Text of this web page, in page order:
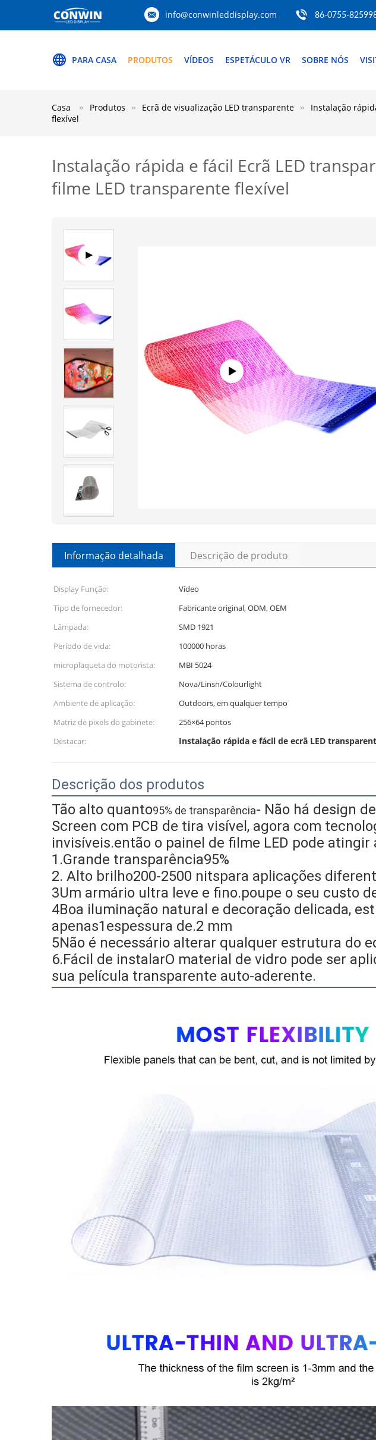
info@conwinleddisplay.com 86-0755-
PARA CASA PRODUTOS VÍDEOS ESPETÁCULO VR SOBRE NÓS
Casa Produtos Ecrã de visualização LED transparente
Instalação
flexível
Instalação rápida e fácil Ecrã LED
filme LED transparente flexível
Informação detalhada Descrição de produto
Display Função: Vídeo
Tipo de fornecedor:
Fabricante original, ODM, OEM
Lâmpada:
SMD 1921
Período de vida:
100000 horas
microplaqueta do motorista:
MBI 5024
Sistema de controlo:
Nova/Linsn/Colourlight
Ambiente de aplicação:
Outdoors, em qualquer tempo
Matriz de pixels do gabinete:
256×64 pontos
Destacar:
Instalação rápida e fácil de ecrã LED
Descrição dos produtos
Tão alto quanto95% de transparência- Não há design
Screen com PCB de tira visível, agora com
invisíveis.então o painel de filme LED pode atingir
1.Grande transparência95%
2. Alto brilho200-2500 nitspara aplicações
3Um armário ultra leve e fino.poupe o seu custo
4Boa iluminação natural e decoração delicada,
apenas1espessura de.2 mm
5Não é necessário alterar qualquer estrutura do
6.Fácil de instalarO material de vidro pode ser
sua película transparente auto-aderente.